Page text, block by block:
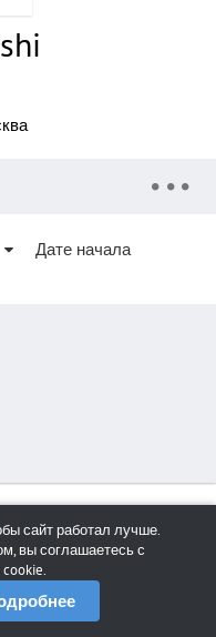
Дате начала
сайт работал лучше.
вы соглашаетесь с